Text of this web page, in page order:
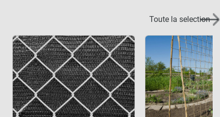
Toute la selection